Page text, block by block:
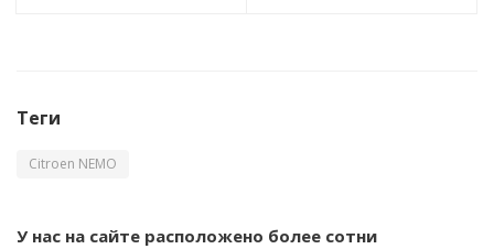
Теги
Citroen NEMO
У нас на сайте расположено более сотни